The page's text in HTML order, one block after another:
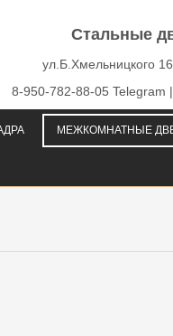
Стальные
ул.Б.Хмельницкого
8-950-782-88-05 Telegram
МЕЖКОМНАТНЫЕ